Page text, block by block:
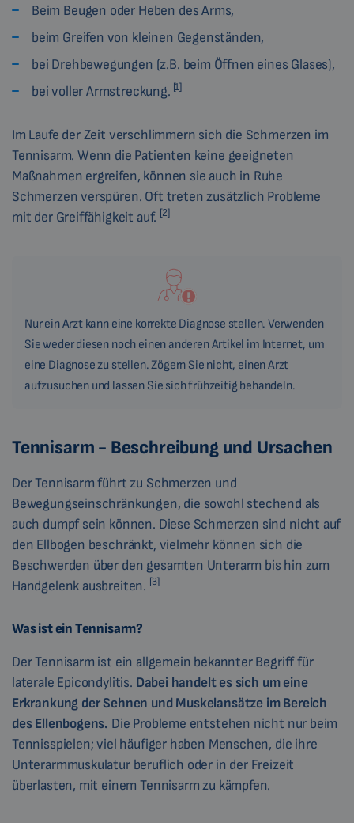
Beim Beugen oder Heben des Arms,
beim Greifen von kleinen Gegenständen,
bei Drehbewegungen (z.B. beim Öffnen eines Glases),
bei voller Armstreckung. [1]
Im Laufe der Zeit verschlimmern sich die Schmerzen im
Tennisarm. Wenn die Patienten keine geeigneten
Maßnahmen ergreifen, können sie auch in Ruhe
Schmerzen verspüren. Oft treten zusätzlich Probleme
mit der Greiffähigkeit auf. [2]
Nur ein Arzt kann eine korrekte Diagnose stellen. Verwenden
Sie weder diesen noch einen anderen Artikel im Internet, um
eine Diagnose zu stellen. Zögern Sie nicht, einen Arzt
aufzusuchen und lassen Sie sich frühzeitig behandeln.
Tennisarm - Beschreibung und Ursachen
Der Tennisarm führt zu Schmerzen und
Bewegungseinschränkungen, die sowohl stechend als
auch dumpf sein können. Diese Schmerzen sind nicht auf
den Ellbogen beschränkt, vielmehr können sich die
Beschwerden über den gesamten Unterarm bis hin zum
Handgelenk ausbreiten. [3]
Was ist ein Tennisarm?
Der Tennisarm ist ein allgemein bekannter Begriff für
laterale Epicondylitis. Dabei handelt es sich um eine
Erkrankung der Sehnen und Muskelansätze im Bereich
des Ellenbogens. Die Probleme entstehen nicht nur beim
Tennisspielen; viel häufiger haben Menschen, die ihre
Unterarmmuskulatur beruflich oder in der Freizeit
überlasten, mit einem Tennisarm zu kämpfen.